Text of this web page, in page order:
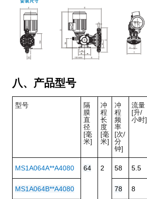
八、产品型号
型号
隔
膜
直
径
[毫
米]
冲
程
长
度
[毫
米]
冲
程
频
率
[次/
分
钟]
流量
[升/
小时]
MS1A064A**A4080 64 2 58 5.5
MS1A064B**A4080 78 8